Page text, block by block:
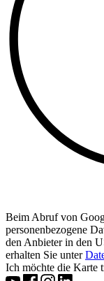
Beim Abruf von
personenbezogene
den Anbieter in den
erhalten Sie unter
Ich möchte die Karte